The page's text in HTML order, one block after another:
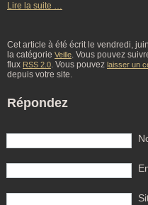
Lire la suite …
Cet article à été écrit le vendredi,
la catégorie Veille. Vous pouvez
flux RSS 2.0. Vous pouvez laisser un
depuis votre site.
Répondez